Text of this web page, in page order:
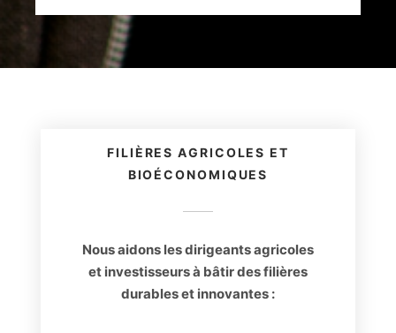
FILIÈRES AGRICOLES ET
BIOÉCONOMIQUES
Nous aidons les dirigeants agricoles
et investisseurs à bâtir des filières
durables et innovantes :